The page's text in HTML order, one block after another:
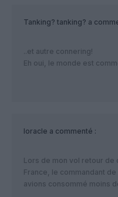
Tanking? tanking? a
..et autre connering!
Eh oui, le monde est
loracle a commenté :
Lors de mon vol retour de
France, le commandant
avions consommé moins